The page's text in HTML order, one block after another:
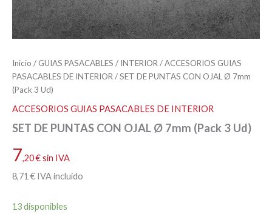
Inicio / GUIAS PASACABLES / INTERIOR /ACCESORIOS GUIAS
PASACABLES DE INTERIOR / SET DE PUNTAS CON OJAL Ø 7mm
(Pack 3 Ud)
ACCESORIOS GUIAS PASACABLES DE INTERIOR
SET DE PUNTAS CON OJAL Ø 7mm (Pack 3 Ud)
7,20€sin IVA
8,71 € IVA incluido
13 disponibles